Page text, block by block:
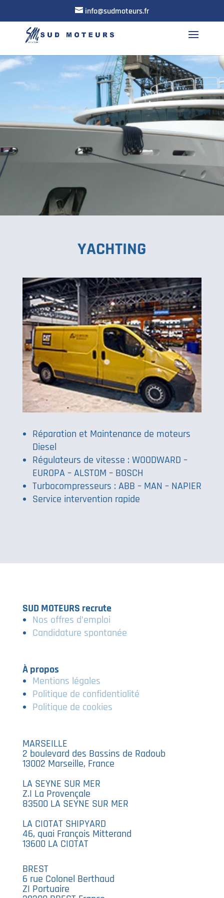
info@sudmoteurs.fr
YACHTING
Réparation et Maintenance de moteurs
Diesel
Régulateurs de vitesse : WOODWARD –
EUROPA – ALSTOM – BOSCH
Turbocompresseurs : ABB – MAN – NAPIER
Service intervention rapide
SUD MOTEURS recrute
Nos offres d’emploi
Candidature spontanée
À propos
Mentions légales
Politique de confidentialité
Politique de cookies
MARSEILLE
2 boulevard des Bassins de Radoub
13002 Marseille, France
LA SEYNE SUR MER
Z.I La Provençale
83500 LA SEYNE SUR MER
LA CIOTAT SHIPYARD
46, quai François Mitterand
13600 LA CIOTAT
BREST
6 rue Colonel Berthaud
ZI Portuaire